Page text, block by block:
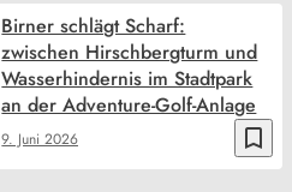
bookmark_border
9. Juni 2026
Birner schlägt Scharf:
zwischen Hirschbergturm und
Wasserhindernis im Stadtpark
an der Adventure-Golf-Anlage